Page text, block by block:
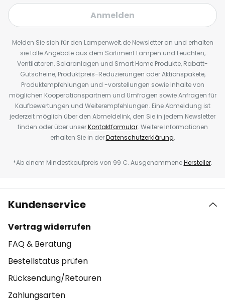
Anmelden
Melden Sie sich für den Lampenwelt.de Newsletter an und erhalten
sie tolle Angebote aus dem Sortiment Lampen und Leuchten,
Ventilatoren, Solaranlagen und Smart Home Produkte, Rabatt-
Gutscheine, Produktpreis-Reduzierungen oder Aktionspakete,
Produktempfehlungen und -vorstellungen sowie Inhalte von
möglichen Kooperationspartnern und Umfragen sowie Anfragen für
Kaufbewertungen und Weiterempfehlungen. Eine Abmeldung ist
jederzeit möglich über den Abmeldelink, den Sie in jedem Newsletter
finden oder über unserKontaktformular. Weitere Informationen
erhalten Sie in derDatenschutzerklärung.
*Ab einem Mindestkaufpreis von 99 €. AusgenommeneHersteller.
Kundenservice
Vertrag widerrufen
FAQ & Beratung
Bestellstatus prüfen
Rücksendung/Retouren
Zahlungsarten